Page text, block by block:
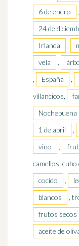
6 de enero
,
24 de
Irlanda
,
vela
,
,
España ,
villancicos,
Nochebuena
1 de abril
,
vino
,
camellos, cubo
cocido
,
blancos
,
frutos secos
aceite de